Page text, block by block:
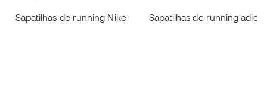
Sapatilhas de running Nike Sapatilhas de running adidas